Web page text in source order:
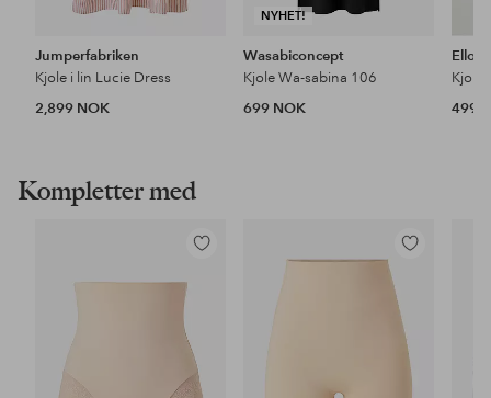
Jumperfabriken
Kjole i lin Lucie Dress
2,899 NOK
NYHET!
Wasabiconcept
Kjole Wa-sabina 106
699 NOK
Ellos
Kjole
499
Kompletter med
Legg
favoritter
Legg
favoritter